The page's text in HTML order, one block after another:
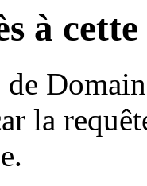
à
la